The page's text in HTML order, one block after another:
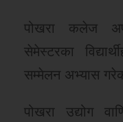
पोखरा कलेज
सेमेस्टरका
सम्मेलन अभ्यास
पोखरा उद्योग